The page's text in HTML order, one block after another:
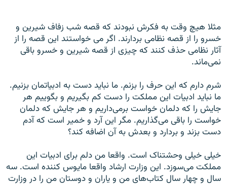
مثلا هیچ وقت به فکرش نبودند که قصه شب زفاف شیرین و
خسرو را از قصه نظامی بردارند. اگر می خواستند این قصه را از
آثار نظامی حذف کنند که چیزی از قصه شیرین و خسرو باقی
نمی‌ماند.
شرم دارم که این حرف را بزنم. ما نباید دست به ادبیاتمان بزنیم.
ما نباید ادبیات این مملکت را دست کم بگیریم و بگوییم هر
جایش را که دلمان خواست برمی‌داریم و هر جایش که دلمان
خواست را باقی می‌گذاریم. مگر این آرد و خمیر است که آدم
دست بزند و بردارد و بعدش به آن اضافه کند؟
خیلی خیلی وحشتناک است. واقعا من دلم برای ادبیات این
مملکت می‌سوزد. این وزارت ارشاد واقعا مایوس کننده است. سه
سال و چهار سال کتاب‌های من و یاران و دوستان من را در وزارت